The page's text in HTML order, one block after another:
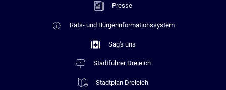
Presse
Rats- und Bürgerinformationssystem
Sag's uns
Stadtführer Dreieich
Stadtplan Dreieich